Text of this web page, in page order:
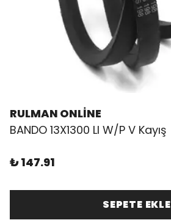
RULMAN ONLİNE
BANDO 13X1300 LI W/P V Kayış
₺ 147.91
SEPETE EKLE